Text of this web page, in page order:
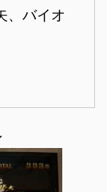
、バイオ